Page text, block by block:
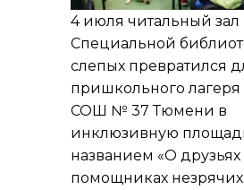
4 июля читальный зал
Специальной
слепых превратился
пришкольного
СОШ № 37 Тюмени в
инклюзивную
названием «О друзьях
помощниках незрячих